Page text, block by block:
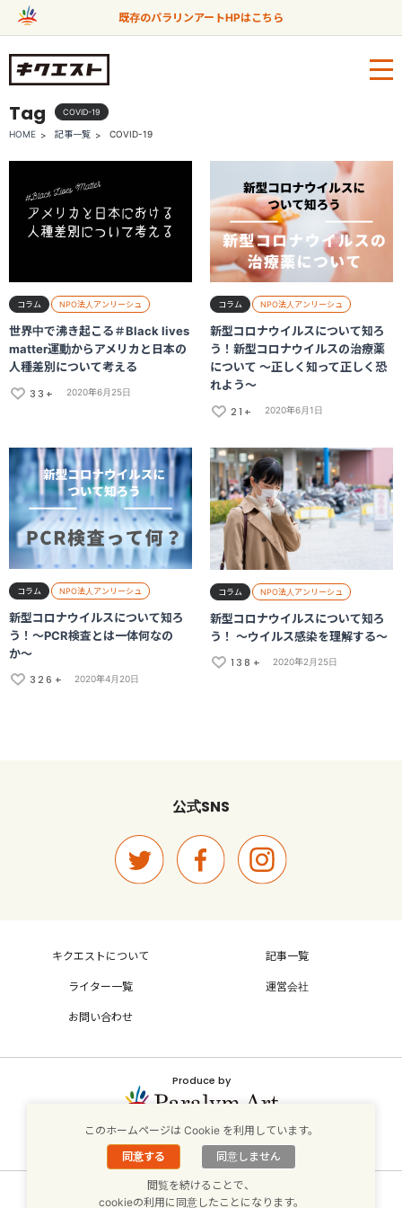
既存のパラリンアートHPはこちら
Tag COVID-19
HOME 記事一覧 COVID-19
コラム NPO法人アンリーシュ
世界中で沸き起こる＃Black lives
matter運動からアメリカと日本の
人種差別について考える
33+
2020年6月25日
コラム NPO法人アンリーシュ
新型コロナウイルスについて知ろ
う！新型コロナウイルスの治療薬
について 〜正しく知って正しく恐
れよう〜
21+
2020年6月1日
コラム NPO法人アンリーシュ
新型コロナウイルスについて知ろ
う！〜PCR検査とは一体何なの
か〜
326+
2020年4月20日
コラム NPO法人アンリーシュ
新型コロナウイルスについて知ろ
う！ 〜ウイルス感染を理解する〜
138+
2020年2月25日
公式SNS
キクエストについて 記事一覧
ライター一覧 運営会社
お問い合わせ
Produce by
パラリンアートサイトはこちら
個人情報保護方針
このホームページは Cookie を利用しています。
同意する
同意しません
閲覧を続けることで、
cookieの利用に同意したことになります。